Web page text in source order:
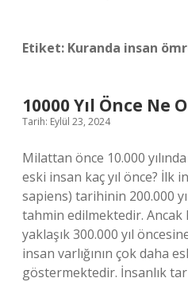
Etiket: Kuranda insan
10000 Yıl Önce Ne
Tarih: Eylül 23, 2024
Milattan önce 10.000
eski insan kaç yıl önce? İlk
sapiens) tarihinin 200.000
tahmin edilmektedir. Ancak
yaklaşık 300.000 yıl
insan varlığının çok daha
göstermektedir. İnsanlık